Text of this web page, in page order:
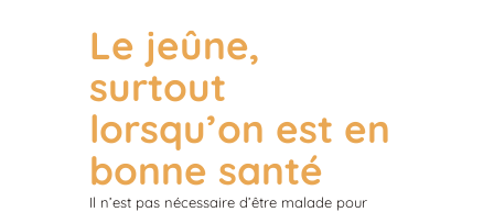
Le jeûne,
surtout
lorsqu’on est en
bonne santé
Il n’est pas nécessaire d’être malade pour